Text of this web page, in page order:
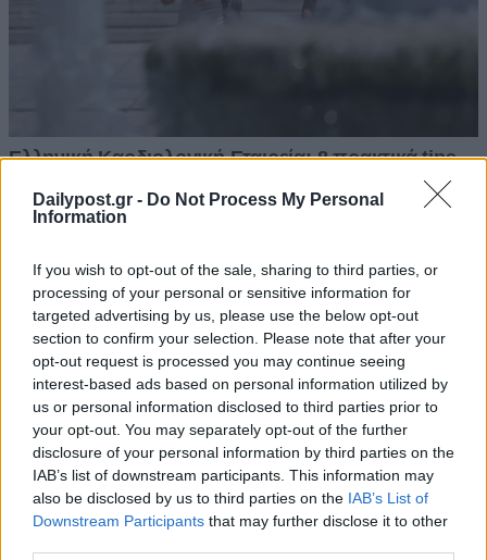
Dailypost.gr - Do Not Process My Personal
Information
If you wish to opt-out of the sale, sharing to third parties, or
processing of your personal or sensitive information for
targeted advertising by us, please use the below opt-out
section to confirm your selection. Please note that after your
opt-out request is processed you may continue seeing
interest-based ads based on personal information utilized by
us or personal information disclosed to third parties prior to
your opt-out. You may separately opt-out of the further
disclosure of your personal information by third parties on the
IAB’s list of downstream participants. This information may
also be disclosed by us to third parties on the IAB’s List of
Downstream Participants that may further disclose it to other